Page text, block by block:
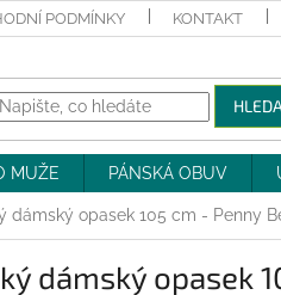
PODMÍNKY KONTAKT
MUŽE PÁNSKÁ OBUV
dámský opasek 105 cm - Penny
dámský opasek